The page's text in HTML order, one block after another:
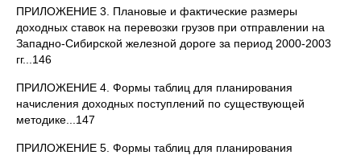
ПРИЛОЖЕНИЕ 3. Плановые и фактические размеры
доходных ставок на перевозки грузов при отправлении на
Западно-Сибирской железной дороге за период 2000-2003
гг...146
ПРИЛОЖЕНИЕ 4. Формы таблиц для планирования
начисления доходных поступлений по существующей
методике...147
ПРИЛОЖЕНИЕ 5. Формы таблиц для планирования